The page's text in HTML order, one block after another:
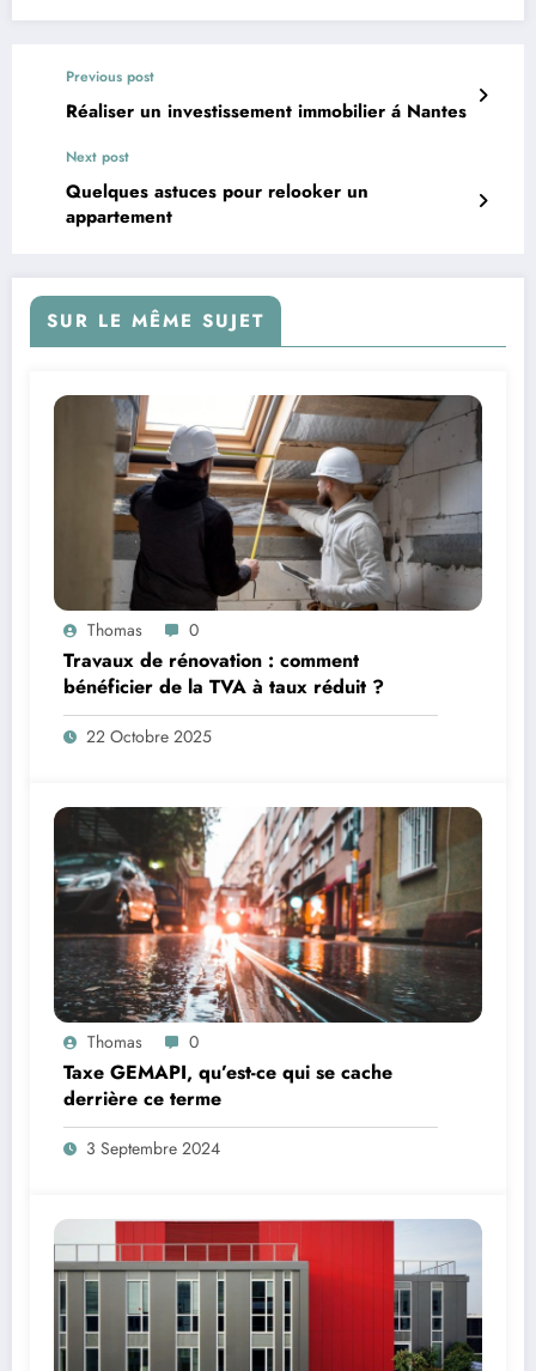
Previous post
Réaliser un investissement immobilier á Nantes
Next post
Quelques astuces pour relooker un
appartement
SUR LE MÊME SUJET
Thomas 0
Travaux de rénovation : comment
bénéficier de la TVA à taux réduit ?
22 Octobre 2025
Thomas 0
Taxe GEMAPI, qu’est-ce qui se cache
derrière ce terme
3 Septembre 2024